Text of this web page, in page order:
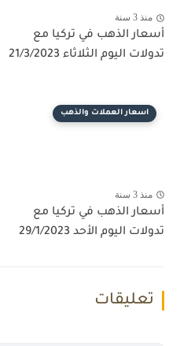
منذ 3 سنة
أسعار الذهب في تركيا مع
تدولات اليوم الثلاثاء 21/3/2023
اسعار العملات والذهب
منذ 3 سنة
أسعار الذهب في تركيا مع
تدولات اليوم الأحد 29/1/2023
تعليقات